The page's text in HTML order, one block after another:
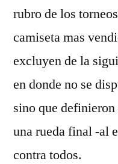
rubro de los
camiseta mas
excluyen de la
en donde no se
sino que
una rueda final -al
contra todos.